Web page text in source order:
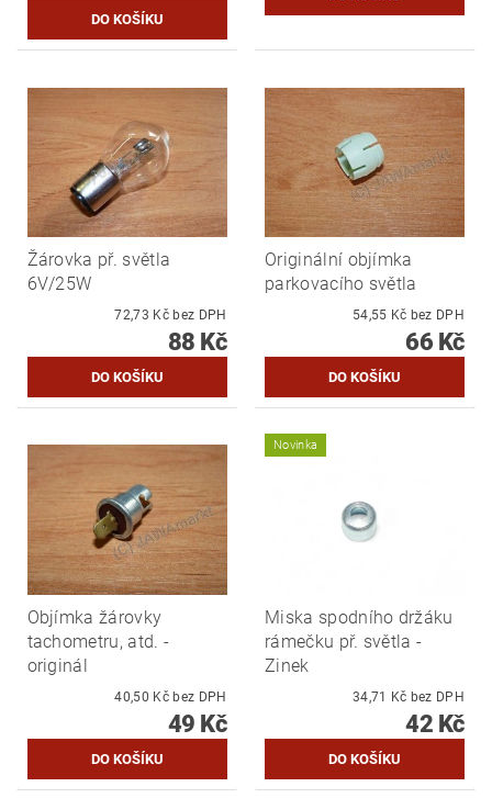
Žárovka př. světla
6V/25W
72,73 Kč bez DPH
88 Kč
Originální objímka
parkovacího světla
54,55 Kč bez DPH
66 Kč
Objímka žárovky
tachometru, atd. -
originál
40,50 Kč bez DPH
49 Kč
Novinka
Miska spodního držáku
rámečku př. světla -
Zinek
34,71 Kč bez DPH
42 Kč